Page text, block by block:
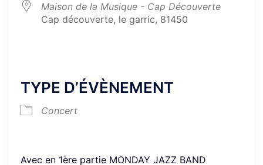
Maison de la Musique - Cap Découverte
Cap découverte, le garric, 81450
TYPE D’ÉVÈNEMENT
Concert
Avec en 1ère partie MONDAY JAZZ BAND